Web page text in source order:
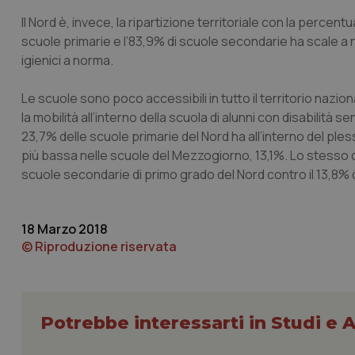
Il Nord è, invece, la ripartizione territoriale con la
scuole primarie e l’83,9% di scuole secondarie ha scale
igienici a norma.
Le scuole sono poco accessibili in tutto il territorio
la mobilità all’interno della scuola di alunni con disabilità
23,7% delle scuole primarie del Nord ha all’interno del
più bassa nelle scuole del Mezzogiorno, 13,1%. Lo
scuole secondarie di primo grado del Nord contro il
18 Marzo 2018
© Riproduzione riservata
Potrebbe interessarti in Studi e
_ga_KM60CM4NPH
Nome
_ga_0VMQEQKQ1N
VISITOR_INFO1_LIVE